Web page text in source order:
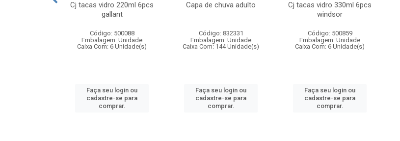
Cj tacas vidro 220ml 6pcs
gallant
Código: 500088
Embalagem: Unidade
Caixa Com: 6 Unidade(s)
Faça seu login ou
cadastre-se para
comprar.
Capa de chuva adulto
Código: 832331
Embalagem: Unidade
Caixa Com: 144 Unidade(s)
Faça seu login ou
cadastre-se para
comprar.
Cj tacas vidro 330ml 6pcs
windsor
Código: 500859
Embalagem: Unidade
Caixa Com: 6 Unidade(s)
Faça seu login ou
cadastre-se para
comprar.